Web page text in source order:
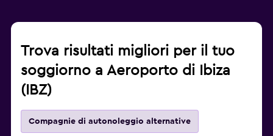
Trova risultati migliori per il tuo
soggiorno a Aeroporto di Ibiza
(IBZ)
Compagnie di autonoleggio alternative